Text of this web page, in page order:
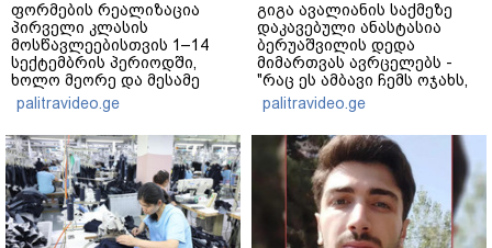
ფორმების რეალიზაცია
პირველი კლასის
მოსწავლეებისთვის 1–14
სექტემბრის პერიოდში,
ხოლო მეორე და მესამე
ეტაპებზე...
palitravideo.ge
გიგა ავალიანის საქმეზე
დაკავებული ანასტასია
ბერუაშვილის დედა
მიმართვას ავრცელებს -
"რაც ეს ამბავი ჩემს ოჯახს,
ჩემს ანასტასიას გადახდა
თავს, მის მერე მე მე არ
ვარ"
palitravideo.ge